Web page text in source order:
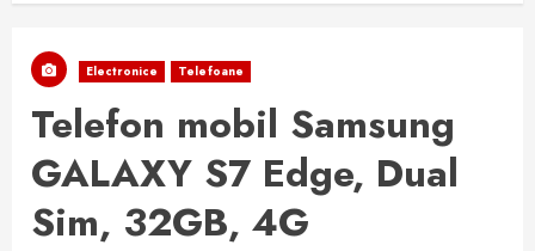
Electronice Telefoane
Telefon mobil Samsung
GALAXY S7 Edge, Dual
Sim, 32GB, 4G